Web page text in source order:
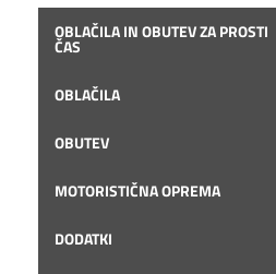
OBLAČILA IN OBUTEV ZA PROSTI
ČAS
OBLAČILA
OBUTEV
MOTORISTIČNA OPREMA
DODATKI